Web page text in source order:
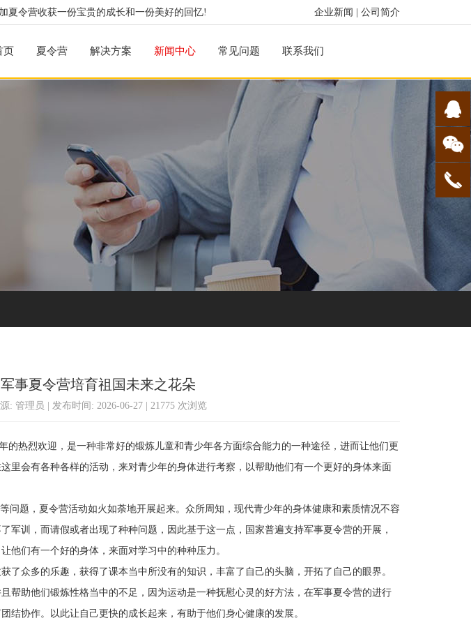
企业新闻 公司简介
夏令营收获一份宝贵的成长和一份美好的回忆!
页 夏令营 解决方案 新闻中心 常见问题 联系我们
军事夏令营培育祖国未来之花朵
: 管理员 | 发布时间: 2026-06-27 | 21775 次浏览
热烈欢迎，是一种非常好的锻炼儿童和青少年各方面综合能力的一种途径，进而让他们更
里会有各种各样的活动，来对青少年的身体进行考察，以帮助他们有一个更好的身体来面
问题，夏令营活动如火如荼地开展起来。众所周知，现代青少年的身体健康和素质情况不容
军训，而请假或者出现了种种问题，因此基于这一点，国家普遍支持军事夏令营的开展，
他们有一个好的身体，来面对学习中的种种压力。
了众多的乐趣，获得了课本当中所没有的知识，丰富了自己的头脑，开拓了自己的眼界。
帮助他们锻炼性格当中的不足，因为运动是一种抚慰心灵的好方法，在军事夏令营的进行
结协作。以此让自己更快的成长起来，有助于他们身心健康的发展。